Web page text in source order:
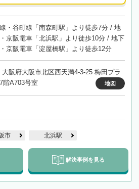
・谷町線「南森町駅」より徒歩7分 / 地
京阪電車「北浜駅」より徒歩10分 / 地下
京阪電車「淀屋橋駅」より徒歩12分
大阪府大阪市北区西天満4-3-25 梅田プラ
階A703号室
地図
市 北浜駅
解決事例を見る